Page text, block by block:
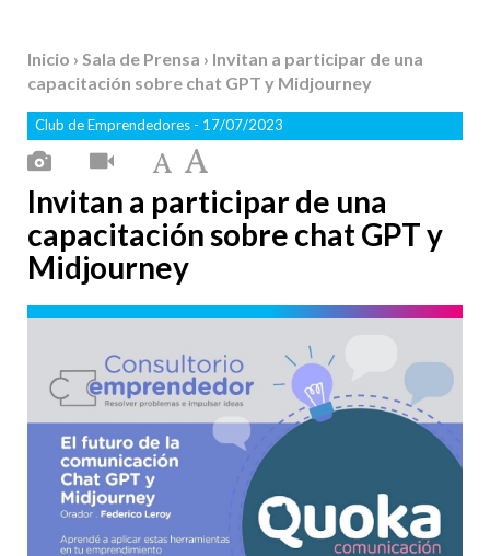
Inicio › Sala de Prensa › Invitan a participar de una
capacitación sobre chat GPT y Midjourney
Club de Emprendedores - 17/07/2023
Invitan a participar de una
capacitación sobre chat GPT y
Midjourney